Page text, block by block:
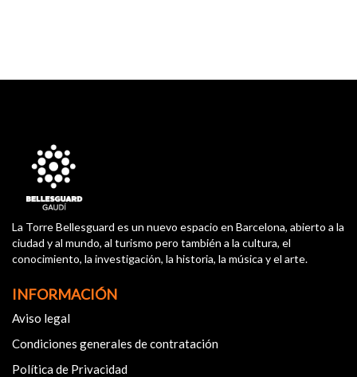
La Torre Bellesguard es un nuevo espacio en Barcelona, abierto a la
ciudad y al mundo, al turismo pero también a la cultura, el
conocimiento, la investigación, la historia, la música y el arte.
INFORMACIÓN
Aviso legal
Condiciones generales de contratación
Política de Privacidad